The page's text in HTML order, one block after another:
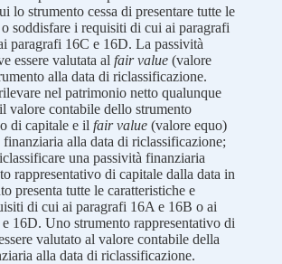
lo strumento cessa di presentare tutte le
soddisfare i requisiti di cui ai paragrafi
paragrafi 16C e 16D. La passività
essere valutata al fair value (valore
alla data di riclassificazione.
nel patrimonio netto qualunque
valore contabile dello strumento
di capitale e il fair value (valore equo)
finanziaria alla data di riclassificazione;
una passività finanziaria
rappresentativo di capitale dalla data in
presenta tutte le caratteristiche e
di cui ai paragrafi 16A e 16B o ai
16D. Uno strumento rappresentativo di
valutato al valore contabile della
alla data di riclassificazione.